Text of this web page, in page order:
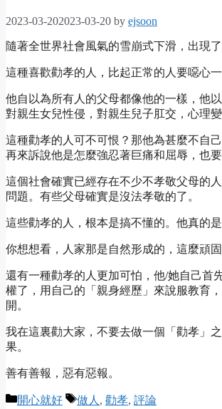
2023-03-202023-03-20 by ejsoon
隨著全世界社會風氣的雪崩式下滑，出現
這種喜歡勸孝的人，比起正常的人要噁心
他自以為所有人的父母都像他的一樣，他
對親生女兒性侵，對親生兒子肛交，心理
這種勸孝的人可不可恨？那他為甚麼不自
再來訴說他是怎麼強忍著巨痛和屈辱，也
這個社會確實已經存在不少不孝敬父母的
問題。有些父母確實是沒法孝敬的了。
這些勸孝的人，根本是搞不懂的。他真的
你想想看，人家那是自然形成的，這麼頑
還有一種勸孝的人更加可怕，他/她自己首
權了，用自己的「親身經歷」來說服教育
開。
我在這裏勸大家，不要去做一個「勸孝」
果。
善有善報，惡有惡報。
Categories
開心就好 Tags
做人, 勸孝, 評論